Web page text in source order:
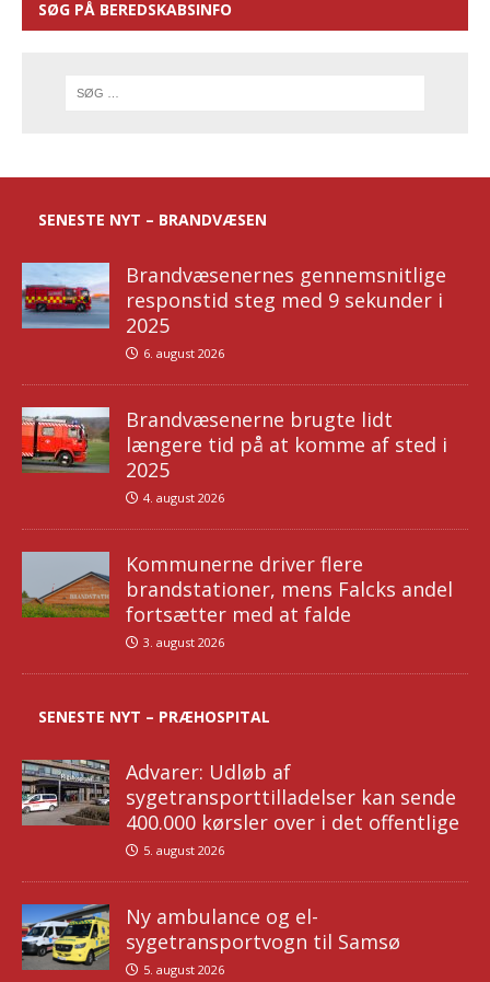
SØG PÅ BEREDSKABSINFO
SENESTE NYT – BRANDVÆSEN
Brandvæsenernes gennemsnitlige
responstid steg med 9 sekunder i
2025
6. august 2026
Brandvæsenerne brugte lidt
længere tid på at komme af sted i
2025
4. august 2026
Kommunerne driver flere
brandstationer, mens Falcks andel
fortsætter med at falde
3. august 2026
SENESTE NYT – PRÆHOSPITAL
Advarer: Udløb af
sygetransporttilladelser kan sende
400.000 kørsler over i det offentlige
5. august 2026
Ny ambulance og el-
sygetransportvogn til Samsø
5. august 2026